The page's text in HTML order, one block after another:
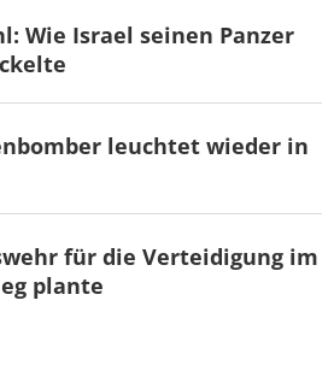
Wie Israel seinen Panzer
leuchtet wieder in
für die Verteidigung im
plante